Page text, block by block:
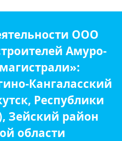
ООО
Амуро-
Кангаласский
Республики
Зейский район
области